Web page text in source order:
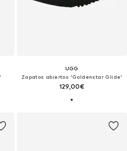
UGG
Zapatos abiertos 'Goldenstar Glide'
129,00€